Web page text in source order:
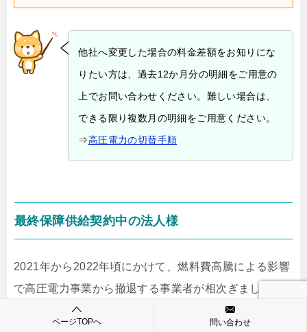
他社へ変更した場合の料金差額をお知りにな
りたい方は、過去12か月分の明細をご用意の
上でお問い合わせください。難しい場合は、
できる限り複数月の明細をご用意ください。
⇒高圧電力の切替手順
最終保障供給契約中の法人様
2021年から2022年頃にかけて、燃料費高騰による影響
で高圧電力事業から撤退する事業者が相次ぎました。
ページTOPへ 問い合わせ